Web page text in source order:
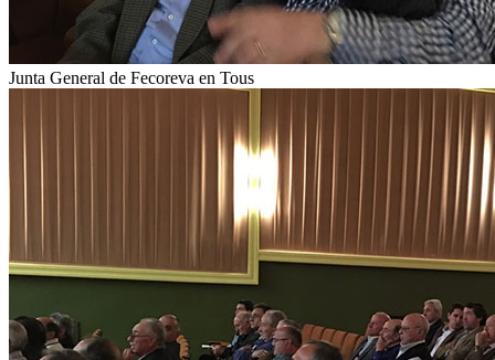
Junta General de Fecoreva en Tous